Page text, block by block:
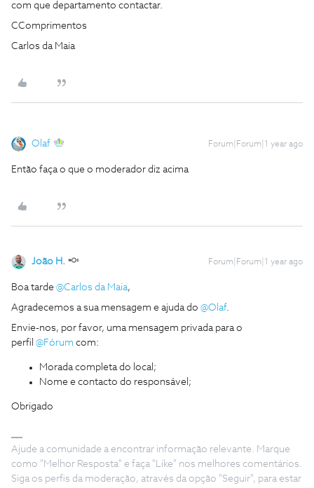
com que departamento contactar.
CComprimentos
Carlos da Maia
Olaf Forum|Forum|1 year ago
Então faça o que o moderador diz acima
João H. Forum|Forum|1 year ago
Boa tarde ​ @Carlos da Maia,
Agradecemos a sua mensagem e ajuda do ​ @Olaf.
Envie-nos, por favor, uma mensagem privada para o
perfil @Fórum com:
Morada completa do local;
Nome e contacto do responsável;
Obrigado
Ajude a comunidade a encontrar informação relevante. Marque
como "Melhor Resposta" e faça "Like" nos melhores comentários.
Siga os perfis da moderação, através da opção "Seguir", para estar